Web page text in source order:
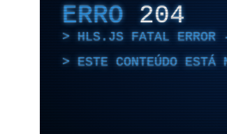
ERRO 204
HLS.JS FATAL ERROR -
ESTE CONTEÚDO ESTÁ